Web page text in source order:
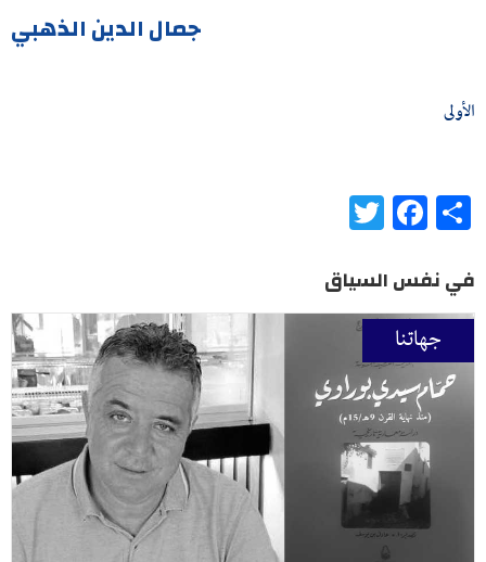
جمال الدين الذهبي
الأولى
Share
Facebook
في نفس السياق
جهاتنا